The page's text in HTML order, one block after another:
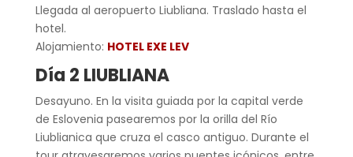
Llegada al aeropuerto Liubliana. Traslado hasta el
hotel.
Alojamiento: HOTEL EXE LEV
Día 2 LIUBLIANA
Desayuno. En la visita guiada por la capital verde
de Eslovenia pasearemos por la orilla del Río
Liublianica que cruza el casco antiguo. Durante el